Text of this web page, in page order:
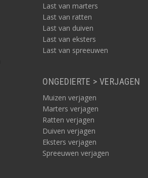
Last van marters
Last van ratten
Last van duiven
Last van eksters
Last van spreeuwen
ONGEDIERTE > VERJAGEN
Muizen verjagen
Marters verjagen
Ratten verjagen
Duiven verjagen
Eksters verjagen
Spreeuwen verjagen